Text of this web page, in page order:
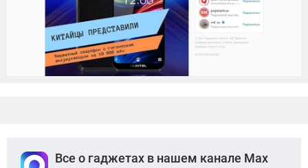
Все о гаджетах в нашем канале Max